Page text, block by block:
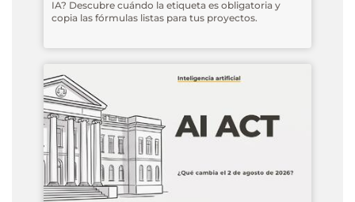
IA? Descubre cuándo la etiqueta es obligatoria y
copia las fórmulas listas para tus proyectos.